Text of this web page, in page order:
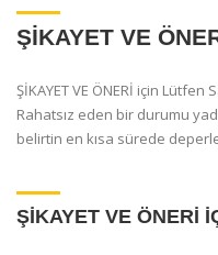
ŞİKAYET VE
ŞİKAYET VE ÖNERİ için
Rahatsız eden bir durumu
belirtin en kısa sürede
ŞİKAYET VE ÖNERİ